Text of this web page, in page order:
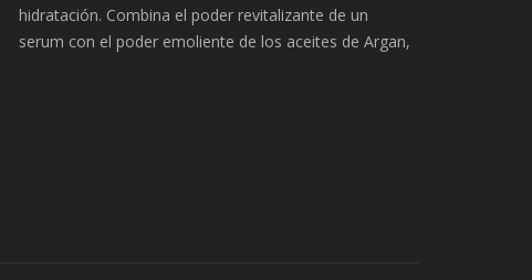
hidratación. Combina el poder revitalizante de un
serum con el poder emoliente de los aceites de Argan,